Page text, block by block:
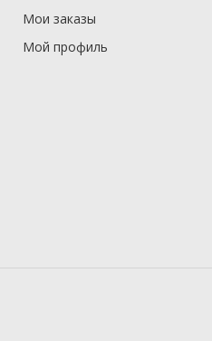
Мои заказы
Мой профиль